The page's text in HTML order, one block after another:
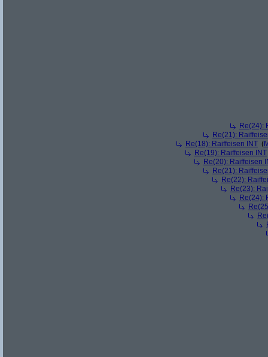
Re(24):
Re(21):
Re(18): Raiffeisen INT (
Re(19): Raiffeisen INT
Re(20): Raiffeisen
Re(21):
Re(22):
Re(23):
Re(24):